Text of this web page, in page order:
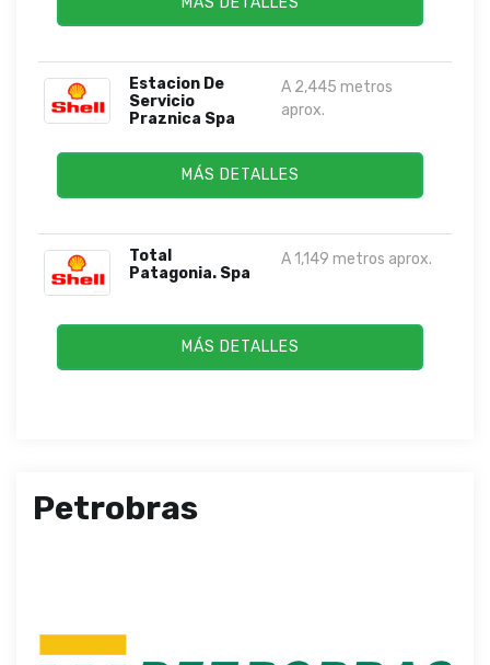
Estacion De
Servicio
Praznica Spa
A 2,445 metros
aprox.
MÁS DETALLES
Total
Patagonia. Spa
A 1,149 metros aprox.
MÁS DETALLES
Petrobras